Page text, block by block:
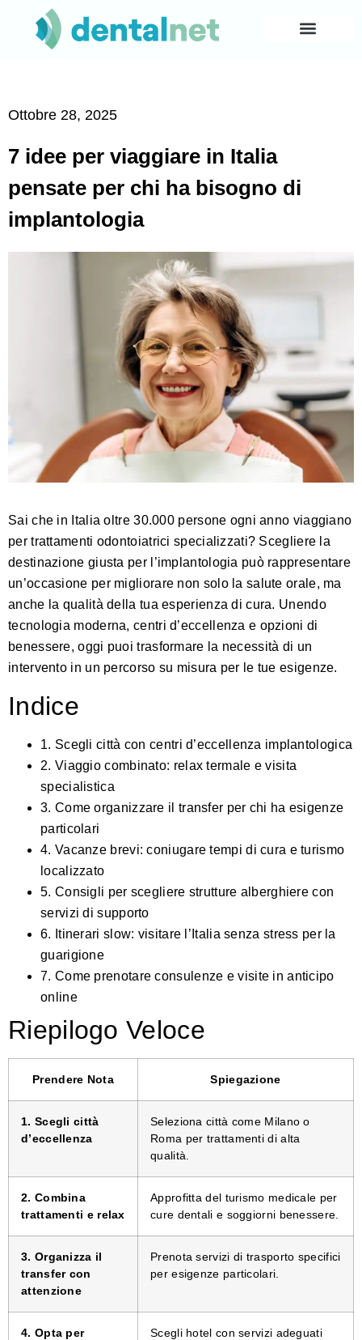
Ottobre 28, 2025
7 idee per viaggiare in Italia
pensate per chi ha bisogno di
implantologia
Sai che in Italia oltre 30.000 persone ogni anno viaggiano
per trattamenti odontoiatrici specializzati? Scegliere la
destinazione giusta per l’implantologia può rappresentare
un’occasione per migliorare non solo la salute orale, ma
anche la qualità della tua esperienza di cura. Unendo
tecnologia moderna, centri d’eccellenza e opzioni di
benessere, oggi puoi trasformare la necessità di un
intervento in un percorso su misura per le tue esigenze.
Indice
1. Scegli città con centri d’eccellenza implantologica
2. Viaggio combinato: relax termale e visita
specialistica
3. Come organizzare il transfer per chi ha esigenze
particolari
4. Vacanze brevi: coniugare tempi di cura e turismo
localizzato
5. Consigli per scegliere strutture alberghiere con
servizi di supporto
6. Itinerari slow: visitare l’Italia senza stress per la
guarigione
7. Come prenotare consulenze e visite in anticipo
online
Riepilogo Veloce
Prendere Nota Spiegazione
1. Scegli città
d’eccellenza
Seleziona città come Milano o
Roma per trattamenti di alta
qualità.
2. Combina
trattamenti e relax
Approfitta del turismo medicale per
cure dentali e soggiorni benessere.
3. Organizza il
transfer con
attenzione
Prenota servizi di trasporto specifici
per esigenze particolari.
4. Opta per
Scegli hotel con servizi adeguati